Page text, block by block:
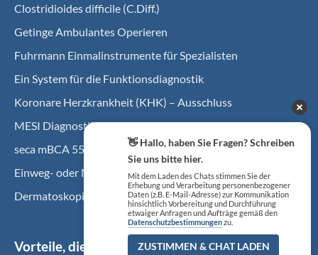
Clostridioides difficile (C.Diff.)
Getinge Ambulantes Operieren
Fuhrmann Einmalinstrumente für Spezialisten
Ein System für die Funktionsdiagnostik
Koro­nare Herz­krank­heit (KHK) – Ausschluss
MESI Diagnostik-Tablet mit med. Apps
seca mBCA 555 – Bio-Impedanz-Analyse
Einweg- oder Mehrweginstrumente einsetzen?
Dermatoskopie in der Allgemeinarztpraxis
Vorteile, die überzeugen
👋 Hallo, haben Sie Fragen? Schreiben
Sie uns bitte hier.
Mit dem Laden des Chats stimmen Sie der
Erhebung und Verarbeitung personenbezogener
Daten (z.B. E-Mail-Adresse) zur Kommunikation
hinsichtlich Vorbereitung und Durchführung
etwaiger Anfragen und Aufträge gemäß den
Datenschutzbestimmungenzu.
ZUSTIMMEN & CHAT LADEN